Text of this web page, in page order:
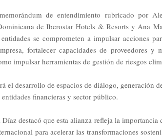
de entendimiento rubricado por
de Iberostar Hotels & Resorts y Ana
se comprometen a impulsar acciones
fortalecer capacidades de proveedores y
impulsar herramientas de gestión de riesgos
el desarrollo de espacios de diálogo, generación
financieras y sector público.
destacó que esta alianza refleja la
para acelerar las transformaciones